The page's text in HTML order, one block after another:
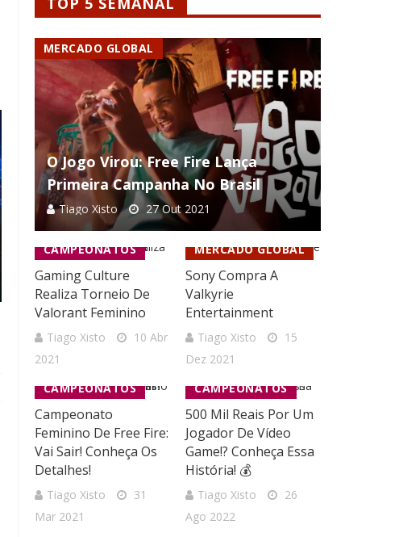
MERCADO GLOBAL
O Jogo Virou: Free Fire Lança
Primeira Campanha No Brasil
Tiago Xisto 27 Out 2021
CAMPEONATOS
Gaming Culture
Realiza Torneio De
Valorant Feminino
Tiago Xisto
10 Abr
2021
MERCADO GLOBAL
Sony Compra A
Valkyrie
Entertainment
Tiago Xisto
15
Dez 2021
CAMPEONATOS
Campeonato
Feminino De Free Fire:
Vai Sair! Conheça Os
Detalhes!
Tiago Xisto
31
Mar 2021
CAMPEONATOS
500 Mil Reais Por Um
Jogador De Vídeo
Game!? Conheça Essa
História! 💰
Tiago Xisto
26
Ago 2022